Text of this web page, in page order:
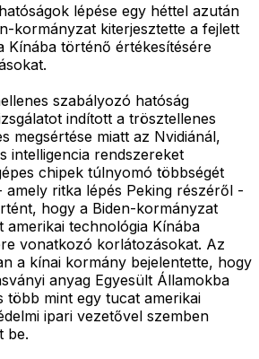
lépése egy héttel azután
kormányzat kiterjesztette a fejlett
Kínába történő értékesítésére
szabályozó hatóság
indított a trösztellenes
megsértése miatt az Nvidiánál,
intelligencia rendszereket
chipek túlnyomó többségét
amely ritka lépés Peking részéről -
hogy a Biden-kormányzat
amerikai technológia Kínába
vonatkozó korlátozásokat. Az
a kínai kormány bejelentette, hogy
anyag Egyesült Államokba
több mint egy tucat amerikai
ipari vezetővel szemben
be.